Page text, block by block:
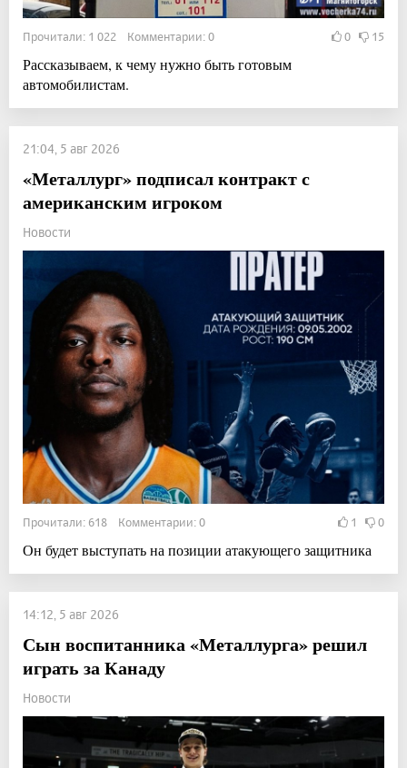
Прочитали: 1 022 Комментарии: 0 0 15
Рассказываем, к чему нужно быть готовым
автомобилистам.
21:04, 5 авг 2026
«Металлург» подписал контракт с
американским игроком
Новости
Прочитали: 618 Комментарии: 0 1 0
Он будет выступать на позиции атакующего защитника
14:12, 5 авг 2026
Сын воспитанника «Металлурга» решил
играть за Канаду
Новости